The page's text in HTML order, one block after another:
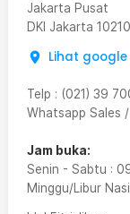
Jakarta Pusat
DKI Jakarta 10210
Lihat
Telp : (021) 39
Whatsapp Sales
Jam buka:
Senin - Sabtu :
Minggu/Libur